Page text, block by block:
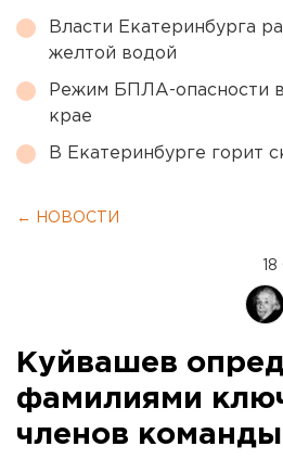
Власти Екатеринбурга
желтой водой
Режим БПЛА-опасности
крае
В Екатеринбурге горит
← НОВОСТИ
Куйвашев
фамилиями
членов команды